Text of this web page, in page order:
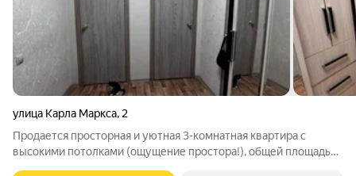
улица Карла Маркса, 2
Продается просторная и уютная 3-комнатная квартира с
высокими потолками (ощущение простора!), общей площадью